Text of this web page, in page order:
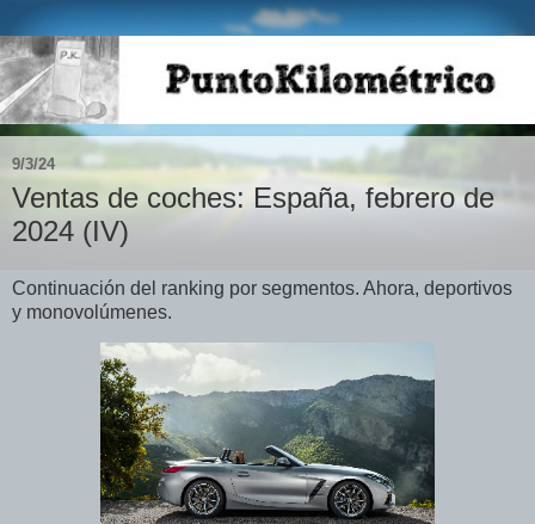
9/3/24
Ventas de coches: España, febrero de
2024 (IV)
Continuación del ranking por segmentos. Ahora, deportivos
y monovolúmenes.